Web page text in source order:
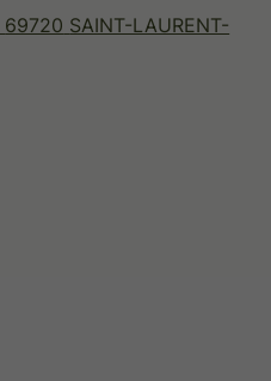
69720 SAINT-LAURENT-